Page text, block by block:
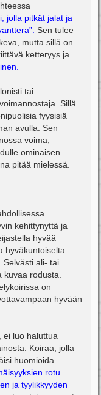
jolla pitkät jalat ja
Sen tulee
mutta sillä on
ketteryys ja
tai
Sillä
fyysisiä
avulla. Sen
voima,
ominaisen
pitää mielessä.
kehittynyttä ja
hyvää
hyväkuntoiselta.
Selvästi ali- tai
kuvaa rodusta.
on
hyvään
ei luo haluttua
Koiraa, jolla
huomioida
rotu.
ja tyylikkyyden